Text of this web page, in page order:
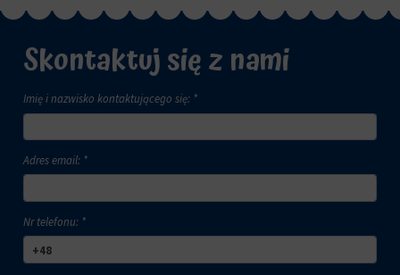
Skontaktuj się z nami
Imię i nazwisko kontaktującego się: *
Adres email: *
Nr telefonu: *